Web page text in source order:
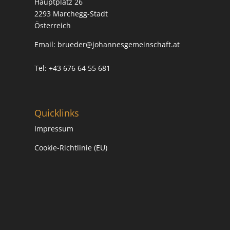
e
:
Hauptplatz 26
2293 Marchegg-Stadt
Österreich
Email: brueder@johannesgemeinschaft.at
Tel: +43 676 64 55 681
Quicklinks
Impressum
Cookie-Richtlinie (EU)